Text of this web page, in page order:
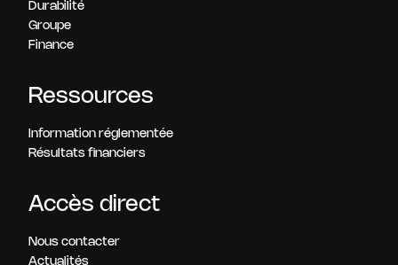
Durabilité
Groupe
Finance
Ressources
Information réglementée
Résultats financiers
Accès direct
Nous contacter
Actualités